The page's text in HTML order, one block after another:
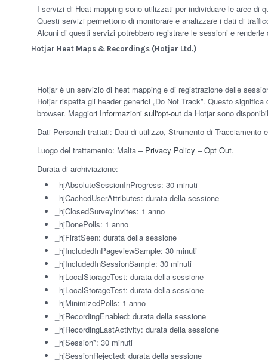
I servizi di Heat mapping sono utilizzati per individuare le aree di
Questi servizi permettono di monitorare e analizzare i dati di
Alcuni di questi servizi potrebbero registrare le sessioni e
Hotjar Heat Maps & Recordings (Hotjar Ltd.)
Hotjar è un servizio di heat mapping e di registrazione delle
Hotjar rispetta gli header generici „Do Not Track”. Questo
browser. Maggiori Informazioni sull'opt-out da Hotjar sono
Dati Personali trattati: Dati di utilizzo, Strumento di
Luogo del trattamento: Malta – Privacy Policy – Opt Out.
Durata di archiviazione:
_hjAbsoluteSessionInProgress: 30 minuti
_hjCachedUserAttributes: durata della sessione
_hjClosedSurveyInvites: 1 anno
_hjDonePolls: 1 anno
_hjFirstSeen: durata della sessione
_hjIncludedInPageviewSample: 30 minuti
_hjIncludedInSessionSample: 30 minuti
_hjLocalStorageTest: durata della sessione
_hjLocalStorageTest: durata della sessione
_hjMinimizedPolls: 1 anno
_hjRecordingEnabled: durata della sessione
_hjRecordingLastActivity: durata della sessione
_hjSession*: 30 minuti
_hjSessionRejected: durata della sessione